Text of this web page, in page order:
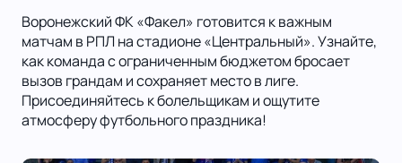
Воронежский ФК «Факел» готовится к важным
матчам в РПЛ на стадионе «Центральный». Узнайте,
как команда с ограниченным бюджетом бросает
вызов грандам и сохраняет место в лиге.
Присоединяйтесь к болельщикам и ощутите
атмосферу футбольного праздника!